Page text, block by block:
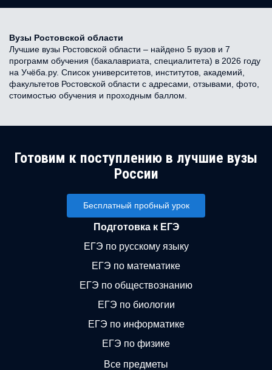
Вузы Ростовской области
Лучшие вузы Ростовской области – найдено 5 вузов и 7
программ обучения (бакалавриата, специалитета) в 2026 году
на Учёба.ру. Список университетов, институтов, академий,
факультетов Ростовской области с адресами, отзывами, фото,
стоимостью обучения и проходным баллом.
Готовим к поступлению в лучшие вузы
России
Бесплатный пробный урок
Подготовка к ЕГЭ
ЕГЭ по русскому языку
ЕГЭ по математике
ЕГЭ по обществознанию
ЕГЭ по биологии
ЕГЭ по информатике
ЕГЭ по физике
Все предметы